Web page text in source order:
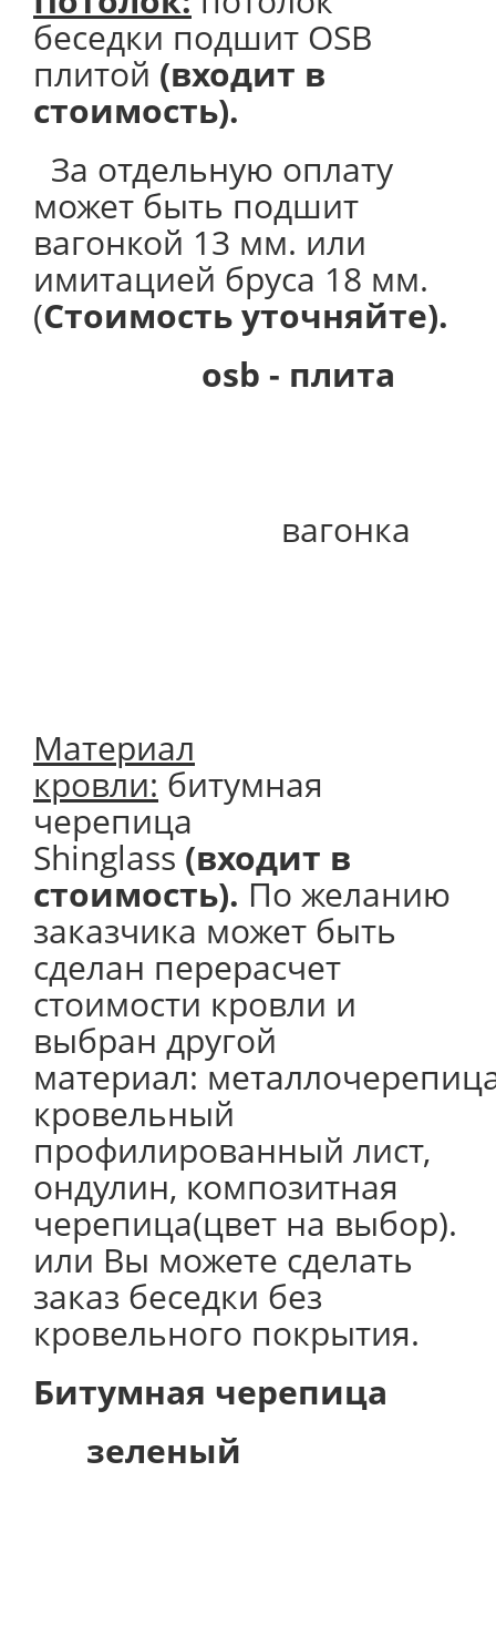
беседки подшит OSB
плитой (входит в
стоимость).
За отдельную оплату
может быть подшит
вагонкой 13 мм. или
имитацией бруса 18 мм.
(Стоимость уточняйте).
osb - плита
вагонка
Материал
кровли: битумная
черепица
Shinglass (входит в
стоимость). По желанию
заказчика может быть
сделан перерасчет
стоимости кровли и
выбран другой
материал:
кровельный
профилированный лист,
ондулин, композитная
черепица(цвет на выбор).
или Вы можете сделать
заказ беседки без
кровельного покрытия.
Битумная черепица
зеленый